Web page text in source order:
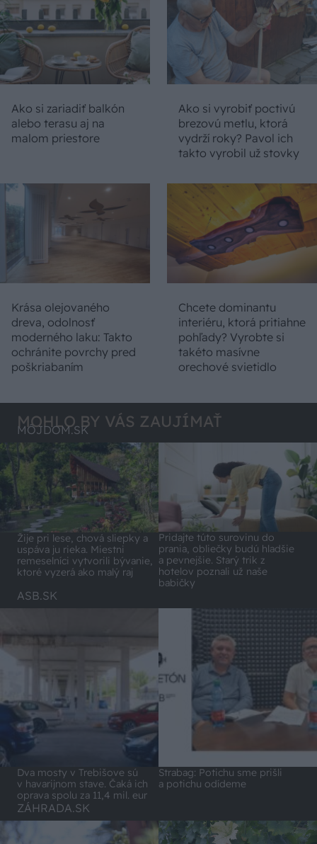
Ako si zariadiť balkón
alebo terasu aj na
malom priestore
Ako si vyrobiť poctivú
brezovú metlu, ktorá
vydrží roky? Pavol ich
takto vyrobil už stovky
Krása olejovaného
dreva, odolnosť
moderného laku: Takto
ochránite povrchy pred
poškriabaním
Chcete dominantu
interiéru, ktorá pritiahne
pohľady? Vyrobte si
takéto masívne
orechové svietidlo
MOHLO BY VÁS ZAUJÍMAŤ
MÔJDOM.SK
Žije pri lese, chová sliepky a
uspáva ju rieka. Miestni
remeselníci vytvorili bývanie,
ktoré vyzerá ako malý raj
Pridajte túto surovinu do
prania, obliečky budú hladšie
a pevnejšie. Starý trik z
hotelov poznali už naše
babičky
ASB.SK
Dva mosty v Trebišove sú
v havarijnom stave. Čaká ich
oprava spolu za 11,4 mil. eur
Strabag: Potichu sme prišli
a potichu odídeme
ZÁHRADA.SK